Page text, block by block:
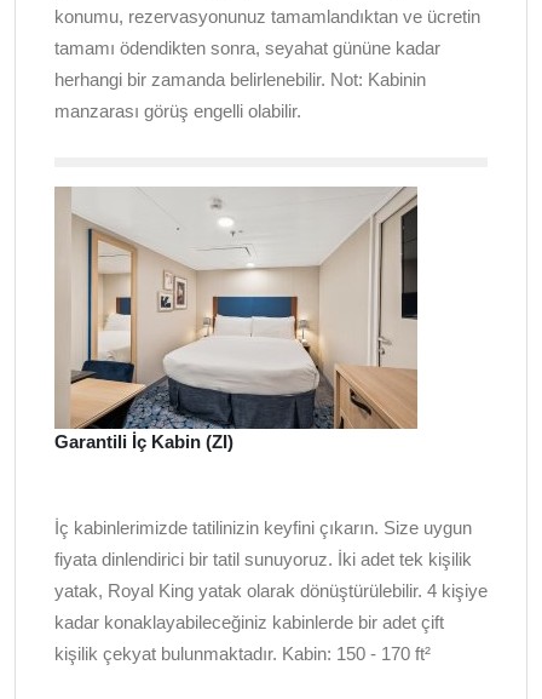
konumu, rezervasyonunuz tamamlandıktan ve ücretin
tamamı ödendikten sonra, seyahat gününe kadar
herhangi bir zamanda belirlenebilir. Not: Kabinin
manzarası görüş engelli olabilir.
Garantili İç Kabin (ZI)
İç kabinlerimizde tatilinizin keyfini çıkarın. Size uygun
fiyata dinlendirici bir tatil sunuyoruz. İki adet tek kişilik
yatak, Royal King yatak olarak dönüştürülebilir. 4 kişiye
kadar konaklayabileceğiniz kabinlerde bir adet çift
kişilik çekyat bulunmaktadır. Kabin: 150 - 170 ft²